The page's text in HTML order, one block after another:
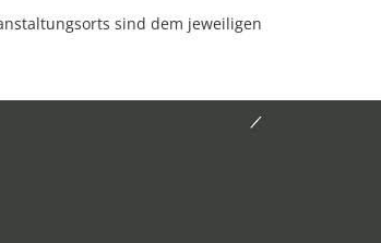
sind dem jeweiligen